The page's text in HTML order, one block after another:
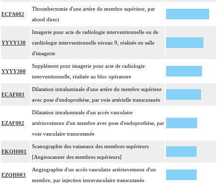
ECFA002
Thrombectomie d'une artère du membre supérieur, par
abord direct
YYYY130
Imagerie pour acte de radiologie interventionnelle ou de
cardiologie interventionnelle niveau 9, réalisée en salle
d'imagerie
YYYY300
Supplément pour imagerie pour acte de radiologie
interventionnelle, réalisée au bloc opératoire
ECAF001
Dilatation intraluminale d'une artère du membre supérieur
avec pose d'endoprothèse, par voie artérielle transcutanée
EZAF002
Dilatation intraluminale d'un accès vasculaire
artérioveineux d'un membre avec pose d'endoprothèse, par
voie vasculaire transcutanée
EKQH001
Scanographie des vaisseaux des membres supérieurs
[Angioscanner des membres supérieurs]
EZQH003
Angiographie d'un accès vasculaire artérioveineux d'un
membre, par injection intravasculaire transcutanée